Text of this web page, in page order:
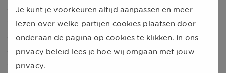
of die daarna opnieuw omhooggaat, is onzeker.
Volgens Derk hangt dat vooral af van keuzes die de
overheid maakt en hoeveel geld er nodig is. “De
overheid kan de accijns verhogen als dat nodig is, maar
wanneer dat gebeurt en hoe groot zo’n verhoging
Je kunt je voorkeuren altijd aanpassen en meer
lezen over welke partijen cookies plaatsen door
onderaan de pagina op cookies te klikken. In ons
privacy beleid lees je hoe wij omgaan met jouw
privacy.